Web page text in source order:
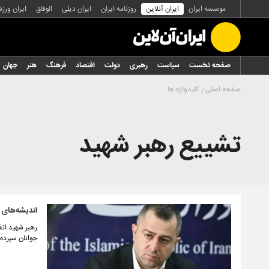
موسسه ایران ایران آنلاین روزنامه ایران ایران دیلی الوفاق ایران
صفحه نخست سیاست رهبری دولت اقتصاد فرهنگ هنر
جهان
صفحه اصلی کلیدواژه ها
تشییع رهبر شهید
اندیشه‌های
رهبر شهید
جوانان